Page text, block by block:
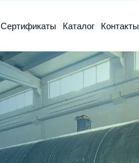
Сертификаты Каталог Контакты